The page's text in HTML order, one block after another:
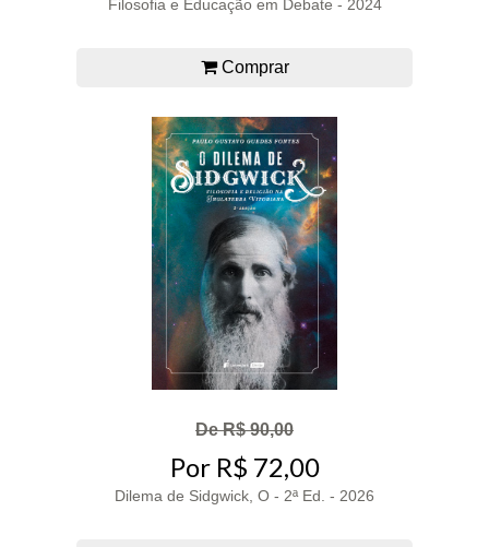
Filosofia e Educação em Debate - 2024
Comprar
De R$ 90,00
Por R$ 72,00
Dilema de Sidgwick, O - 2ª Ed. - 2026